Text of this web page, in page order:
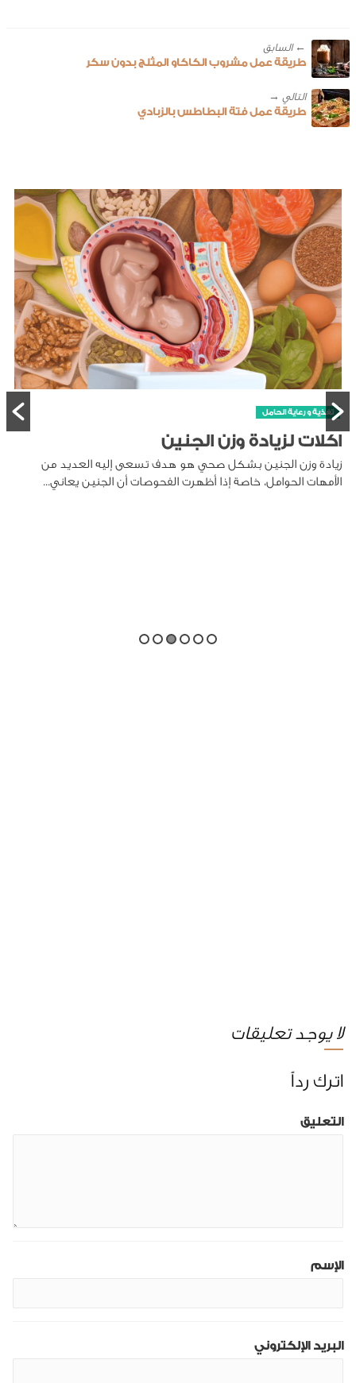
← ‎السابق
طريقة عمل مشروب الكاكاو المثلج بدون سكر
طريقة عمل فتة البطاطس بالزبادي
تغذية و رعاية الحامل
اكلات لزيادة وزن الجنين
زيادة وزن الجنين بشكل صحي هو هدف تسعى إليه العديد من
الأمهات الحوامل، خاصة إذا أظهرت الفحوصات أن الجنين يعاني...
لا يوجد تعليقات
اترك رداً
التعليق
الإسم
البريد الإلكتروني